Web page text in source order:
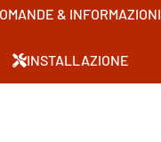
& INFORMAZIONI
INSTALLAZIONE